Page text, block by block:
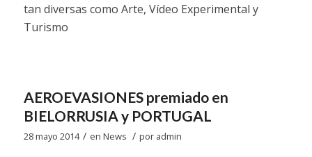
tan diversas como Arte, Vídeo Experimental y
Turismo
AEROEVASIONES premiado en
BIELORRUSIA y PORTUGAL
28 mayo 2014 / en News / por admin